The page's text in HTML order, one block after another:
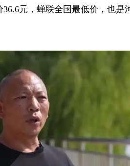
元，蝉联全国最低价，也是